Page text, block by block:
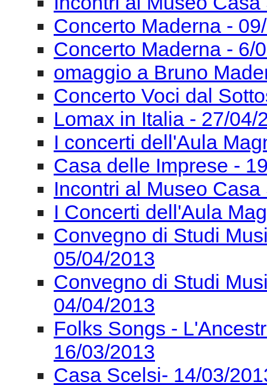
Concerto Maderna -
Concerto Maderna - 6/
omaggio a Bruno
Concerto Voci dal
Lomax in Italia - 27/04/
I concerti dell'Aula
Casa delle Imprese -
Incontri al Museo
I Concerti dell'Aula
Convegno di Studi
05/04/2013
Convegno di Studi
04/04/2013
Folks Songs -
16/03/2013
Casa Scelsi- 14/03/